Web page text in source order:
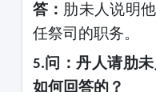
答： 肋未人说明
任祭司的职务。
5.问：丹人请肋
如何回答的？